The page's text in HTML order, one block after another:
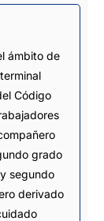
ámbito de
Código
grado
segundo
derivado